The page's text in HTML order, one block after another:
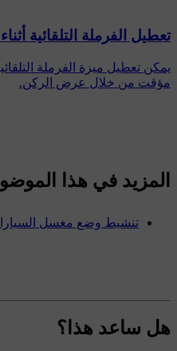
تعطيل الفرملة التلقائية
يمكن تعطيل ميزة الفرملة
مؤقت من خلال عرض الركن.
المزيد في هذا
تنشيط وضع مغسل
هل ساعد هذا؟